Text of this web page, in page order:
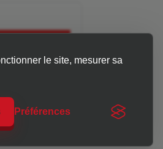
le site, mesurer sa
Préférences